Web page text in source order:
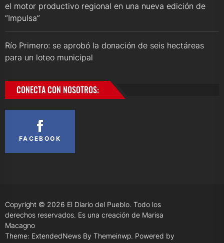
el motor productivo regional en una nueva edición de
“Impulsa”
Río Primero: se aprobó la donación de seis hectáreas
para un loteo municipal
CONECTA CON NOSOTROS:
FACEBOOK
Copyright © 2026 El Diario del Pueblo. Todo los
derechos reservados. Es una creación de Marisa
Macagno
Theme: ExtendedNews By Themeinwp. Powered by